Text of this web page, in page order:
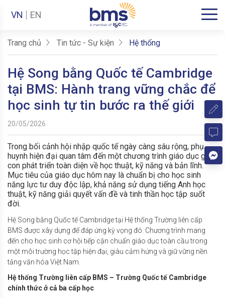
VN EN
Trang chủ Tin tức - Sự kiện Hệ thống
Hệ Song bằng Quốc tế Cambridge
tại BMS: Hành trang vững chắc để
học sinh tự tin bước ra thế giới
20/05/2026
Trong bối cảnh hội nhập quốc tế ngày càng sâu rộng, phụ
huynh hiện đại quan tâm đến một chương trình giáo dục giúp
con phát triển toàn diện về học thuật, kỹ năng và bản lĩnh.
Mục tiêu của giáo dục hôm nay là chuẩn bị cho học sinh
năng lực tư duy độc lập, khả năng sử dụng tiếng Anh học
thuật, kỹ năng giải quyết vấn đề và tinh thần học tập suốt
đời.
Hệ Song bằng Quốc tế Cambridge tại Hệ thống Trường liên cấp
BMS được xây dựng để đáp ứng kỳ vọng đó. Chương trình mang
đến cho học sinh cơ hội tiếp cận chuẩn giáo dục toàn cầu trong
một môi trường học tập hiện đại, giàu cảm hứng và giữ vững nền
tảng văn hóa Việt Nam.
Hệ thống Trường liên cấp BMS – Trường Quốc tế Cambridge
chính thức ở cả ba cấp học